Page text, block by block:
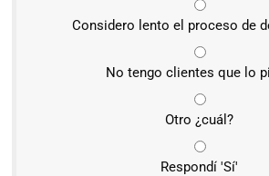
Considero lento el proceso de
No tengo clientes que lo
Otro ¿cuál?
Respondí 'Sí'